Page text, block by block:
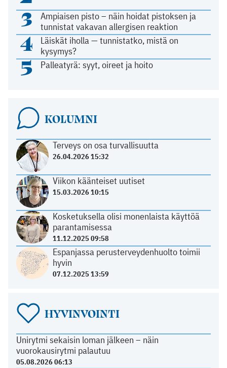
3
Ampiaisen pisto – näin hoidat pistoksen ja
tunnistat vakavan allergisen reaktion
4
Läiskät iholla — tunnistatko, mistä on
kysymys?
5 Palleatyrä: syyt, oireet ja hoito
KOLUMNI
Terveys on osa turvallisuutta
26.04.2026 15:32
Viikon käänteiset uutiset
15.03.2026 10:15
Kosketuksella olisi monenlaista käyttöä
parantamisessa
11.12.2025 09:58
Espanjassa perusterveydenhuolto toimii
hyvin
07.12.2025 13:59
HYVINVOINTI
Unirytmi sekaisin loman jälkeen – näin
vuorokausirytmi palautuu
05.08.2026 06:13